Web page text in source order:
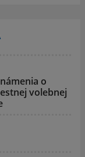
o
volebnej